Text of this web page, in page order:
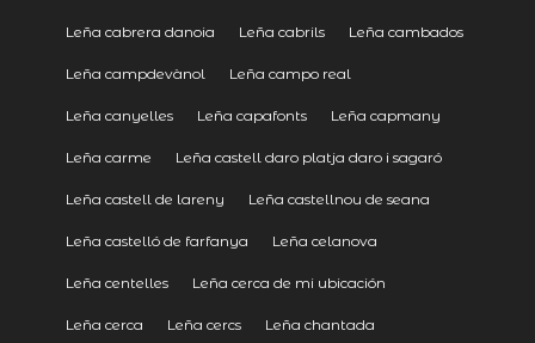
Leña cabrera danoia Leña cabrils Leña cambados
Leña campdevànol Leña campo real
Leña canyelles Leña capafonts Leña capmany
Leña carme Leña castell daro platja daro i sagaró
Leña castell de lareny Leña castellnou de seana
Leña castelló de farfanya Leña celanova
Leña centelles Leña cerca de mi ubicación
Leña cerca Leña cercs Leña chantada